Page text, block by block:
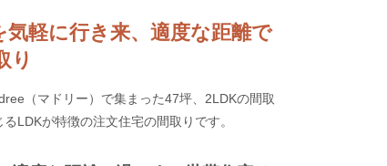
気軽に行き来、適度な距離で
り
（マドリー）で集まった47坪、2LDKの間取
LDKが特徴の注文住宅の間取りです。